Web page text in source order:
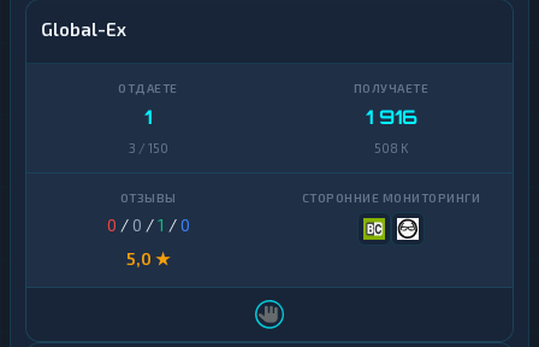
Global-Ex
1
3 / 150
1 916
508 K
0 / 0 /1 /0
5,0 ★